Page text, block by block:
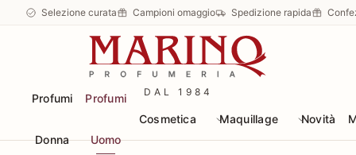
Selezione curata Campioni omaggio Spedizione rapida
DAL 1984
Profumi
Donna
Profumi
Uomo
Cosmetica Maquillage Novità